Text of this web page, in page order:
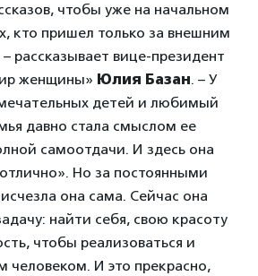
чтобы уже на начальном
кто пришел только за внешним
рассказывает вице-президент
женщины» Юлия Базан. – У
детей и любимый
давно стала смыслом ее
самоотдачи. И здесь она
Но за постоянными
она сама. Сейчас она
найти себя, свою красоту
чтобы реализоваться и
человеком. И это прекрасно,